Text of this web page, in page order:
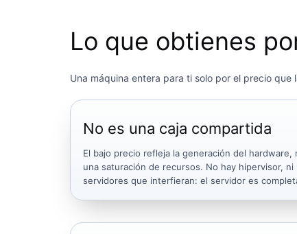
Lo que obtienes
Una máquina entera para ti solo por el precio
No es una caja compartida
El bajo precio refleja la generación del
una saturación de recursos. No hay hipervisor,
servidores que interfieran: el servidor es